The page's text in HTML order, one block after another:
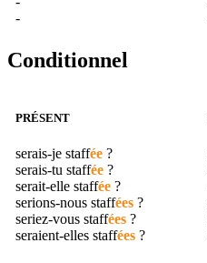
-
Conditionnel
PRÉSENT
serais-je staffée ?
serais-tu staffée ?
serait-elle staffée ?
serions-nous staffées ?
seriez-vous staffées ?
seraient-elles staffées ?